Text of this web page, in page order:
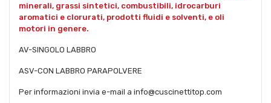
minerali, grassi sintetici, combustibili, idrocarburi
aromatici e clorurati, prodotti fluidi e solventi, e oli
motori in genere.
AV-SINGOLO LABBRO
ASV-CON LABBRO PARAPOLVERE
Per informazioni invia e-mail a info@cuscinettitop.com